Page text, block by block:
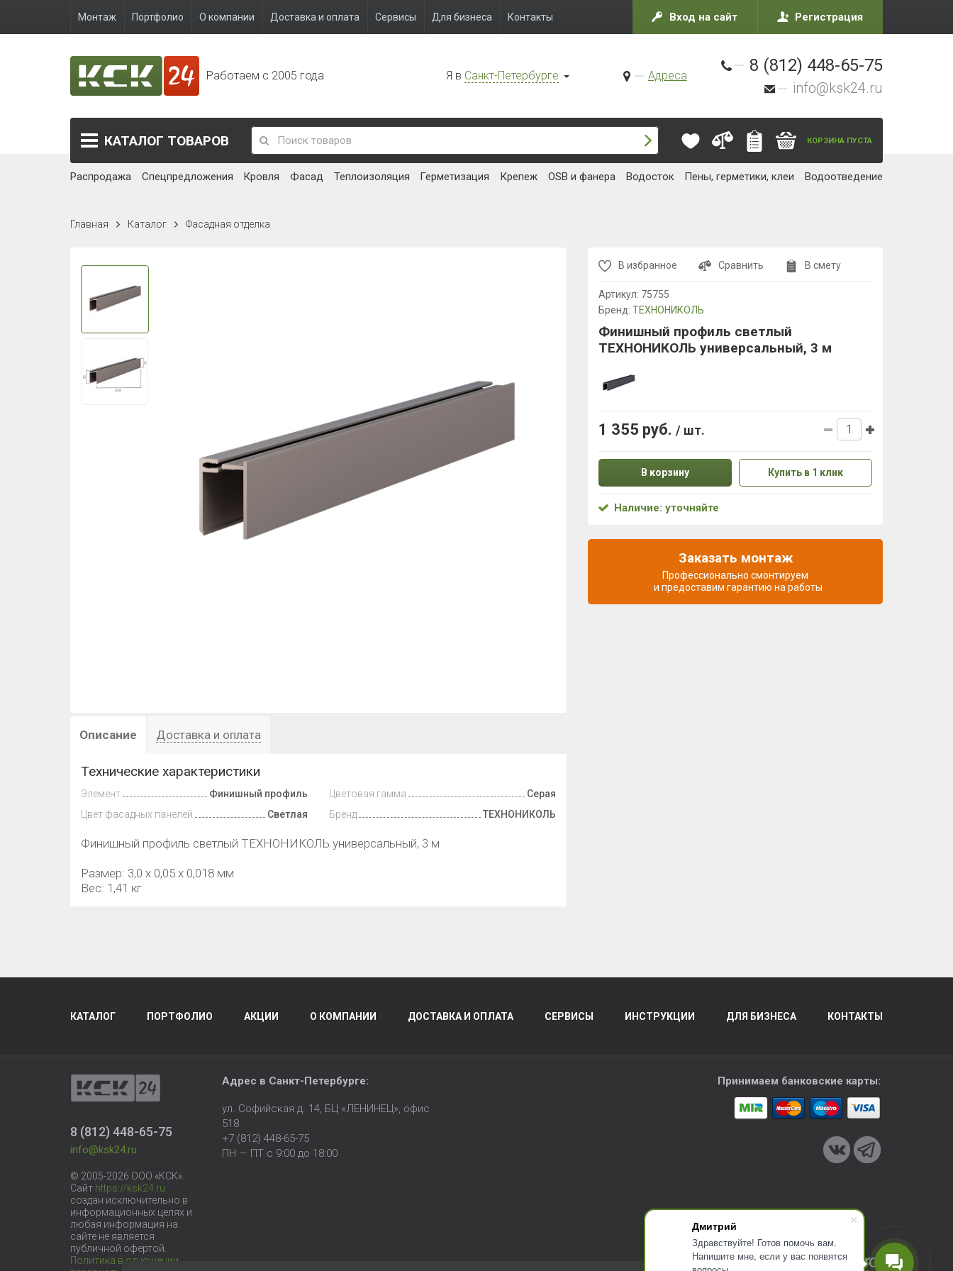
Дмитрий
Здравствуйте! Готов помочь вам.
Напишите мне, если у вас появятся
Монтаж Портфолио О компании Доставка и оплата Сервисы Для бизнеса Контакты Вход на сайт Регистрация
Работаем с 2005 года Я в Санкт-Петербурге Адреса
8 (812) 448-65-75
info@ksk24.ru
КАТАЛОГ ТОВАРОВ КОРЗИНА ПУСТА
Распродажа Спецпредложения Кровля Фасад Теплоизоляция Герметизация Крепеж OSB и фанера Водосток Пены, герметики, клеи Водоотведение
Главная Каталог Фасадная отделка
Описание Доставка и оплата
Технические характеристики
Элемент
Финишный профиль
Цвет фасадных панелей
Светлая
Цветовая гамма
Серая
Бренд
ТЕХНОНИКОЛЬ
Финишный профиль светлый ТЕХНОНИКОЛЬ универсальный, 3 м
Размер: 3,0 х 0,05 х 0,018 мм
Вес: 1,41 кг
В избранное Сравнить В смету
Артикул: 75755
Бренд: ТЕХНОНИКОЛЬ
Финишный профиль светлый
ТЕХНОНИКОЛЬ универсальный, 3 м
1 355 руб. / шт.
В корзину Купить в 1 клик
Наличие: уточняйте
Заказать монтаж
Профессионально смонтируем
и предоставим гарантию на работы
КАТАЛОГ ПОРТФОЛИО АКЦИИ О КОМПАНИИ ДОСТАВКА И ОПЛАТА СЕРВИСЫ ИНСТРУКЦИИ ДЛЯ БИЗНЕСА КОНТАКТЫ
8 (812) 448-65-75
info@ksk24.ru
© 2005-2026 ООО «КСК».
Сайт https://ksk24.ru
создан исключительно в
информационных целях и
любая информация на
сайте не является
публичной офертой.
Политика в отношении
Адрес в Санкт-Петербурге:
ул. Софийская д. 14, БЦ «ЛЕНИНЕЦ», офис
518
+7 (812) 448-65-75
ПН — ПТ с 9:00 до 18:00
Принимаем банковские карты: